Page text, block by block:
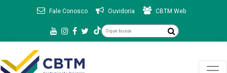
Fale Conosco Ouvidoria CBTM Web